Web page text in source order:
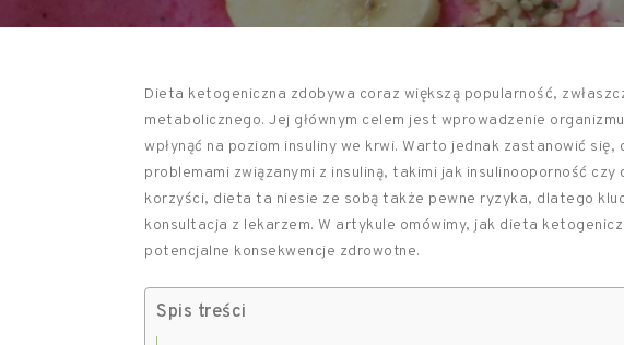
Dieta ketogeniczna zdobywa coraz większą popularność,
metabolicznego. Jej głównym celem jest wprowadzenie
wpłynąć na poziom insuliny we krwi. Warto jednak zastanowić
problemami związanymi z insuliną, takimi jak insulinooporność
korzyści, dieta ta niesie ze sobą także pewne ryzyka, dlatego
konsultacja z lekarzem. W artykule omówimy, jak dieta
potencjalne konsekwencje zdrowotne.
Spis treści